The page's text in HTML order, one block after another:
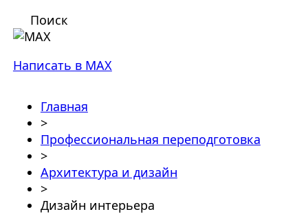
Поиск
Написать в MAX
Главная
>
Профессиональная переподготовка
>
Архитектура и дизайн
>
Дизайн интерьера